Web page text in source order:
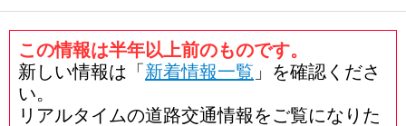
この情報は半年以上前のものです。
新しい情報は「 新着情報一覧 」を確認くださ
い。
リアルタイムの道路交通情報をご覧になりた